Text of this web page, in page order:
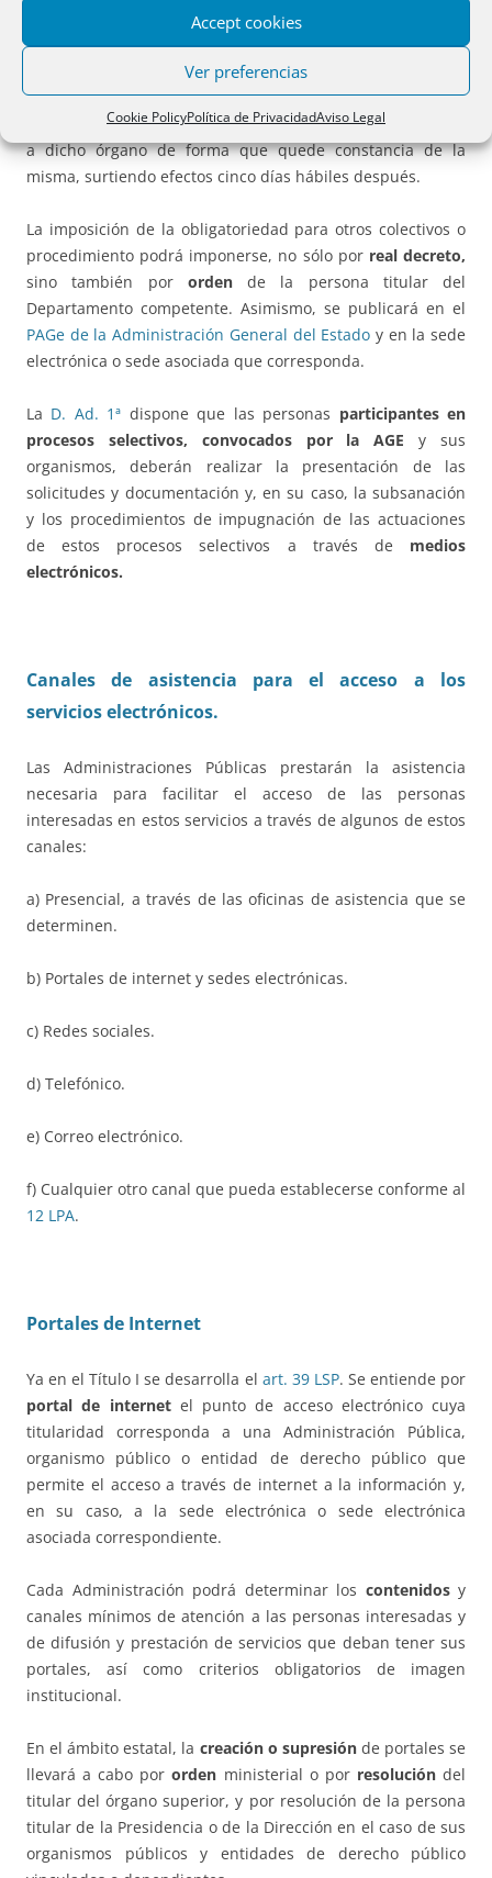
Accept cookies
Ver preferencias
Cookie PolicyPolítica de PrivacidadAviso Legal
tener constancia de dicha decisión.
relacionarseelectrónicamente o, en su
caso, dedejar de hacerlo, podrá realizarse en unafase
posterior del procedimiento, si bien deberá comunicarse
a dicho órgano de forma que quede constancia de la
misma, surtiendo efectos cinco días hábiles después.
La imposición de la obligatoriedad para otros colectivos o
procedimiento podrá imponerse, no sólo por real decreto,
sino también por ordende la persona titular del
Departamento competente. Asimismo, se publicará en el
PAGe de la Administración General del Estado y en la sede
electrónica o sede asociada que corresponda.
La D. Ad. 1ª dispone que las personas participantes en
procesos selectivos, convocados por la AGE y sus
organismos, deberán realizar la presentación de las
solicitudes y documentación y, en su caso, la subsanación
y los procedimientos de impugnación de las actuaciones
de estos procesos selectivos a través de medios
electrónicos.
Canales de asistencia para el acceso a los
servicios electrónicos.
Las Administraciones Públicas prestarán la asistencia
necesaria para facilitar el acceso de las personas
interesadas en estos servicios a través de algunos de estos
canales:
a) Presencial, a través de las oficinas de asistencia que se
determinen.
b) Portales de internet y sedes electrónicas.
c) Redes sociales.
d) Telefónico.
e) Correo electrónico.
f) Cualquier otro canal que pueda establecerse conforme al
12 LPA.
Portales de Internet
Ya en el Título I se desarrolla el art. 39 LSP. Se entiende por
portal de internetel punto de acceso electrónico cuya
titularidad corresponda a una Administración Pública,
organismo público o entidad de derecho público que
permite el acceso a través de internet a la información y,
en su caso, a la sede electrónica o sede electrónica
asociada correspondiente.
Cada Administración podrá determinar los contenidos y
canales mínimos de atención a las personas interesadas y
de difusión y prestación de servicios que deban tener sus
portales, así como criterios obligatorios de imagen
institucional.
En el ámbito estatal, la creación o supresiónde portales se
llevará a cabo pororden ministerial o por resolucióndel
titular del órgano superior, y por resolución de la persona
titular de la Presidencia o de la Dirección en el caso de sus
organismos públicos y entidades de derecho público